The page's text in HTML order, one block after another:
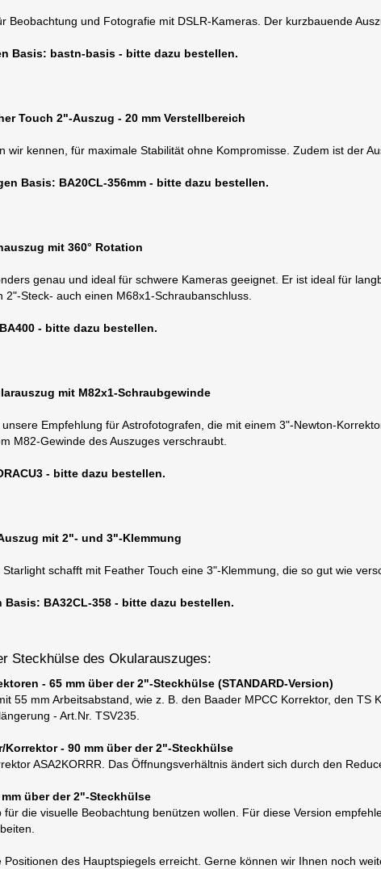
Beobachtung und Fotografie mit DSLR-Kameras. Der kurzbauende
Basis: bastn-basis - bitte dazu bestellen.
Touch 2"-Auszug - 20 mm Verstellbereich
wir kennen, für maximale Stabilität ohne Kompromisse. Zudem ist der
Basis: BA20CL-356mm - bitte dazu bestellen.
mit 360° Rotation
genau und ideal für schwere Kameras geeignet. Er ist ideal für
Steck- auch einen M68x1-Schraubanschluss.
- bitte dazu bestellen.
mit M82x1-Schraubgewinde
Empfehlung für Astrofotografen, die mit einem 3"-Newton-
M82-Gewinde des Auszuges verschraubt.
- bitte dazu bestellen.
mit 2"- und 3"-Klemmung
schafft mit Feather Touch eine 3"-Klemmung, die so gut wie
BA32CL-358 - bitte dazu bestellen.
Steckhülse des Okularauszuges:
- 65 mm über der 2"-Steckhülse (STANDARD-Version)
55 mm Arbeitsabstand, wie z. B. den Baader MPCC Korrektor, den
- Art.Nr. TSV235.
- 90 mm über der 2"-Steckhülse
ASA2KORRR. Das Öffnungsverhältnis ändert sich durch den
über der 2"-Steckhülse
die visuelle Beobachtung benützen wollen. Für diese Version
des Hauptspiegels erreicht. Gerne können wir Ihnen noch